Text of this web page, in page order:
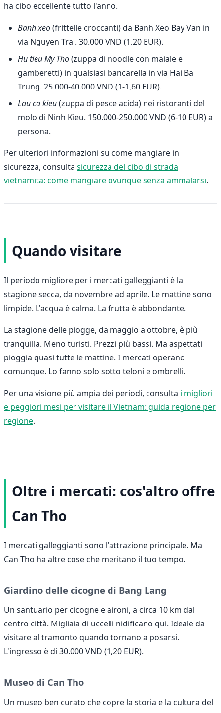
ha cibo eccellente tutto l'anno.
Banh xeo(frittelle croccanti) da Banh Xeo Bay Van in
via Nguyen Trai. 30.000 VND (1,20 EUR).
Hu tieu My Tho(zuppa di noodle con maiale e
gamberetti) in qualsiasi bancarella in via Hai Ba
Trung. 25.000-40.000 VND (1-1,60 EUR).
Lau ca kieu(zuppa di pesce acida) nei ristoranti del
molo di Ninh Kieu. 150.000-250.000 VND (6-10 EUR) a
persona.
Per ulteriori informazioni su come mangiare in
sicurezza, consulta sicurezza del cibo di strada
vietnamita: come mangiare ovunque senza ammalarsi.
Quando visitare
Il periodo migliore per i mercati galleggianti è la
stagione secca, da novembre ad aprile. Le mattine sono
limpide. L'acqua è calma. La frutta è abbondante.
La stagione delle piogge, da maggio a ottobre, è più
tranquilla. Meno turisti. Prezzi più bassi. Ma aspettati
pioggia quasi tutte le mattine. I mercati operano
comunque. Lo fanno solo sotto teloni e ombrelli.
Per una visione più ampia dei periodi, consulta i migliori
e peggiori mesi per visitare il Vietnam: guida regione per
regione.
Oltre i mercati: cos'altro offre
Can Tho
I mercati galleggianti sono l'attrazione principale. Ma
Can Tho ha altre cose che meritano il tuo tempo.
Giardino delle cicogne di Bang Lang
Un santuario per cicogne e aironi, a circa 10 km dal
centro città. Migliaia di uccelli nidificano qui. Ideale da
visitare al tramonto quando tornano a posarsi.
L'ingresso è di 30.000 VND (1,20 EUR).
Museo di Can Tho
Un museo ben curato che copre la storia e la cultura del